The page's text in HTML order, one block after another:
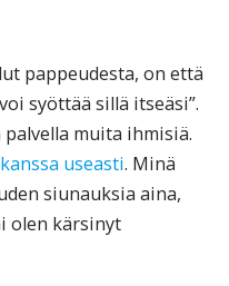
pappeudesta, on että
syöttää sillä itseäsi”.
muita ihmisiä.
useasti. Minä
siunauksia aina,
olen kärsinyt